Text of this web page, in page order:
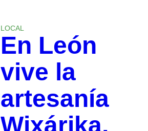
LOCAL
En León
vive la
artesanía
Wixárika,